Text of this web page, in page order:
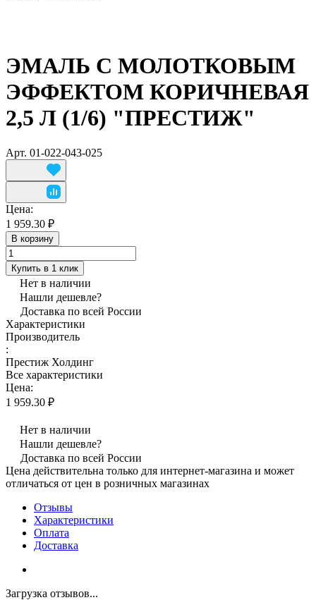
ЭМАЛЬ С МОЛОТКОВЫМ
ЭФФЕКТОМ КОРИЧНЕВАЯ
2,5 Л (1/6) "ПРЕСТИЖ"
Арт. 01-022-043-025
Цена:
1 959.30 ₽
В корзину
Купить в 1 клик
Нет в наличии
Нашли дешевле?
Доставка по всей России
Характеристики
Производитель
:
Престиж Холдинг
Все характеристики
Цена:
1 959.30 ₽
Нет в наличии
Нашли дешевле?
Доставка по всей России
Цена действительна только для интернет-магазина и может
отличаться от цен в розничных магазинах
Отзывы
Характеристики
Оплата
Доставка
Загрузка отзывов...